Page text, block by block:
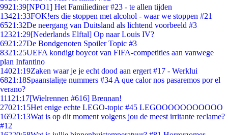
9921:39[NPO1] Het Familiediner #23 - te allen tijden
13421:33FOK!ers die stoppen met alcohol - waar we stoppen #21
6521:32De neergang van Duitsland als lichtend voorbeeld #3
12321:29[Nederlands Elftal] Op naar Louis IV?
6921:27De Bondgenoten Spoiler Topic #3
8321:25UEFA kondigt boycot van FIFA-competities aan vanwege
plan Infantino
14021:19Zaken waar je je echt dood aan ergert #17 - Werklui
6821:18Spaanstalige nummers #34 A que calor nos pasaremos por el
verano?
111 21:17[Wielrennen #616] Brennan!
27021:15Het enige echte LEGO-topic #45 LEGOOOOOOOOOOO
16921:13Wat is op dit moment volgens jou de meest irritante reclame?
#12